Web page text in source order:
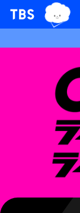
TBSテレ